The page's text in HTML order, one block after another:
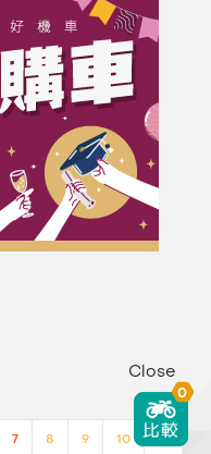
7 8 9 10 >>
Close
0